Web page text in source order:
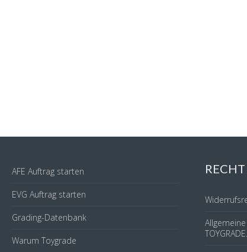
AFE Auftrag starten
EVG Auftrag starten
Grading-Datenbank
Warum Toygrade